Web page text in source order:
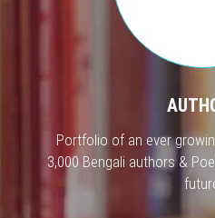
Portfolio of an ever
3,000 Bengali authors &